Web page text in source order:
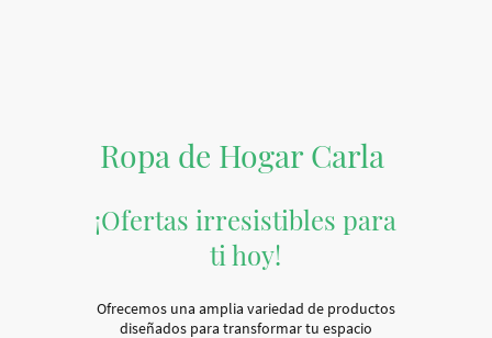
Ropa de Hogar Carla
¡Ofertas irresistibles para
ti hoy!
Ofrecemos una amplia variedad de productos
diseñados para transformar tu espacio